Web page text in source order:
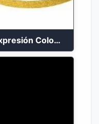
Expresión Colombia Radio en vivo 24/7